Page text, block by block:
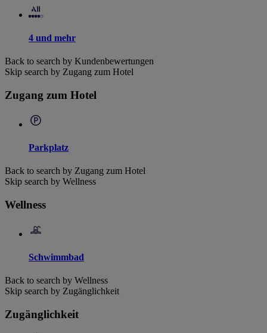
4 und mehr
Back to search by Kundenbewertungen
Skip search by Zugang zum Hotel
Zugang zum Hotel
Parkplatz
Back to search by Zugang zum Hotel
Skip search by Wellness
Wellness
Schwimmbad
Back to search by Wellness
Skip search by Zugänglichkeit
Zugänglichkeit